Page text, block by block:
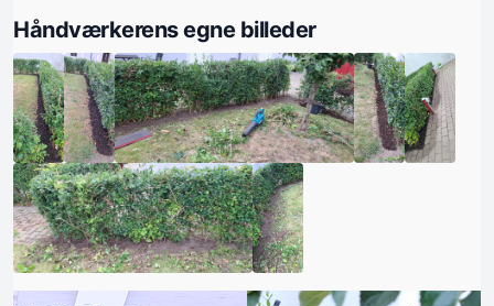
Håndværkerens egne billeder